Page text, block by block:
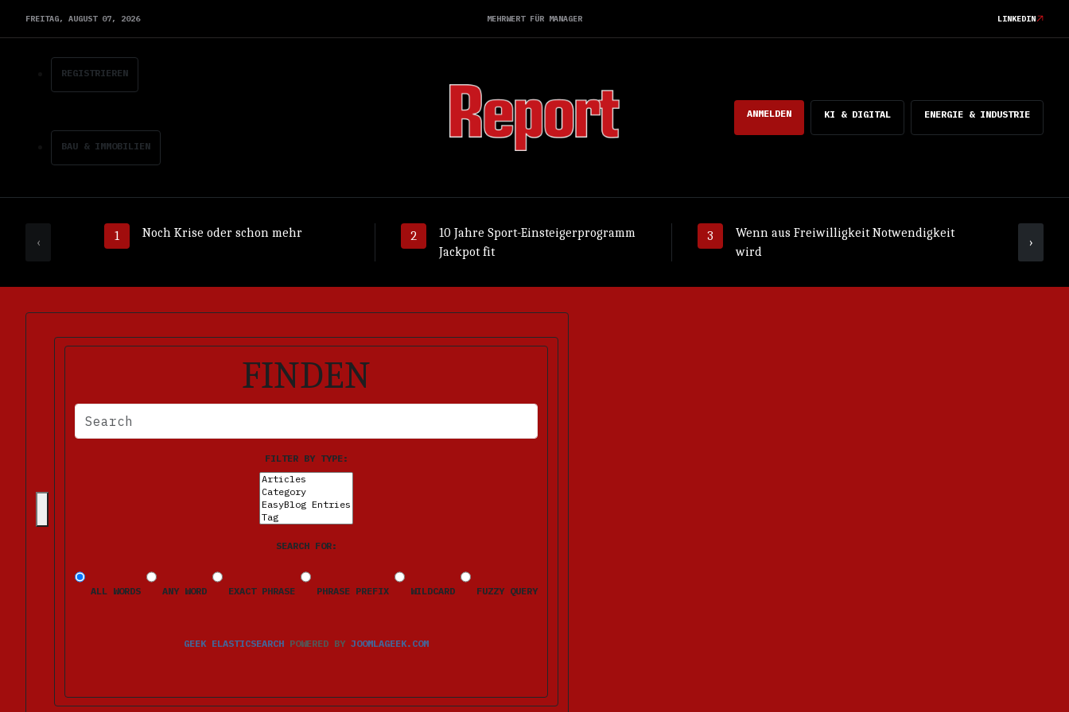
FREITAG, AUGUST 07, 2026 MEHRWERT FÜR MANAGER LINKEDIN
ANMELDEN KI & DIGITAL ENERGIE & INDUSTRIE
REGISTRIEREN
BAU & IMMOBILIEN
Noch Krise oder schon mehr
10 Jahre Sport-Einsteigerprogramm
Jackpot fit
Wenn aus Freiwilligkeit Notwendigkeit
wird
‹ ›
FINDEN
BITTE FÜLLEN SIE DIE ERFORDERLICHEN FELDER AUS. FEHLERMELDUNGEN ERSCHEINEN NACH DEM ABSENDEN BEIM JEWEILIGEN FELD.
FILTER BY TYPE:
SEARCH FOR:
ALL WORDS ANY WORD EXACT PHRASE PHRASE PREFIX WILDCARD FUZZY QUERY
GEEK ELASTICSEARCH POWERED BY JOOMLAGEEK.COM